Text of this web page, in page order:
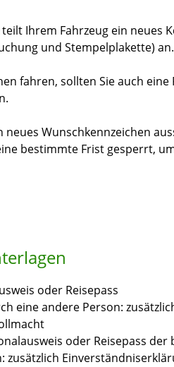
Ihrem Fahrzeug ein neues
und Stempelplakette) an.
fahren, sollten Sie auch
neues Wunschkennzeichen
bestimmte Frist gesperrt,
oder Reisepass
eine andere Person:
oder Reisepass
zusätzlich